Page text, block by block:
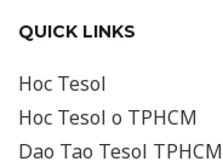
QUICK LINKS
Hoc Tesol
Hoc Tesol o TPHCM
Dao Tao Tesol TPHCM